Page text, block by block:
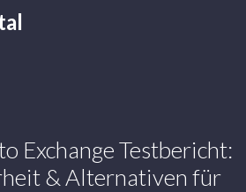
Exchange Testbericht:
& Alternativen für